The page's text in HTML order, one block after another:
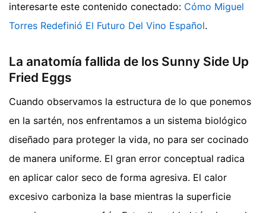
interesarte este contenido conectado: Cómo Miguel
Torres Redefinió El Futuro Del Vino Español.
La anatomía fallida de los Sunny Side Up
Fried Eggs
Cuando observamos la estructura de lo que ponemos
en la sartén, nos enfrentamos a un sistema biológico
diseñado para proteger la vida, no para ser cocinado
de manera uniforme. El gran error conceptual radica
en aplicar calor seco de forma agresiva. El calor
excesivo carboniza la base mientras la superficie